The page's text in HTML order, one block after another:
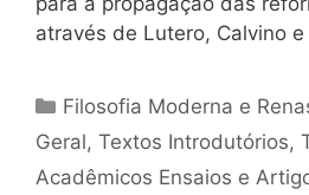
através de Lutero, Calvino e
Categorias
Filosofia Moderna e
Geral, Textos Introdutórios,
Acadêmicos Ensaios e